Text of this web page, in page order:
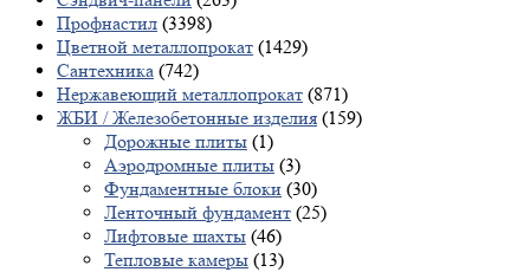
Профнастил (3398)
Цветной металлопрокат (1429)
Сантехника (742)
Нержавеющий металлопрокат (871)
ЖБИ / Железобетонные изделия (159)
Дорожные плиты (1)
Аэродромные плиты (3)
Фундаментные блоки (30)
Ленточный фундамент (25)
Лифтовые шахты (46)
Тепловые камеры (13)